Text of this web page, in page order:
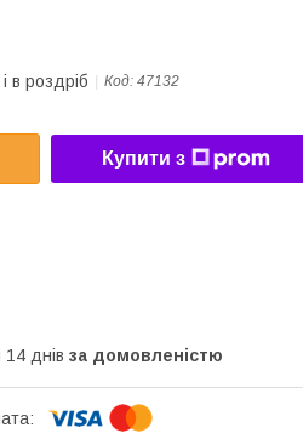
в роздріб Код: 47132
Купити з
днів за домовленістю